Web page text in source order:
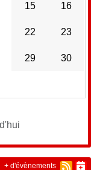
15 16
22 23
29 30
+ d'évènements